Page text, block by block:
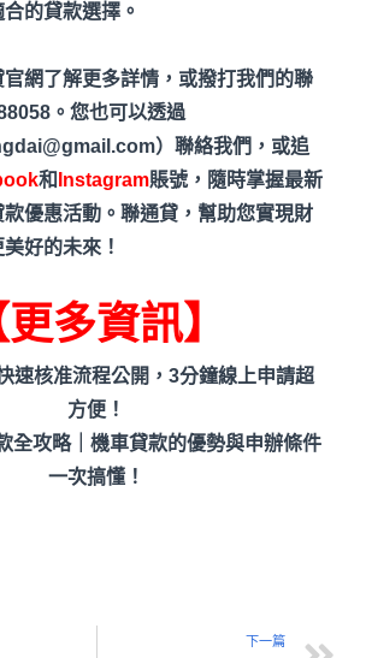
的貸款選擇。
網了解更多詳情，或撥打我們的聯
。您也可以透過
）聯絡我們，或追
和 Instagram賬號，隨時掌握最新
優惠活動。聯通貸，幫助您實現財
好的未來！
更多資訊】
速核准流程公開，3分鐘線上申請超
方便！
全攻略｜機車貸款的優勢與申辦條件
一次搞懂！
下一篇